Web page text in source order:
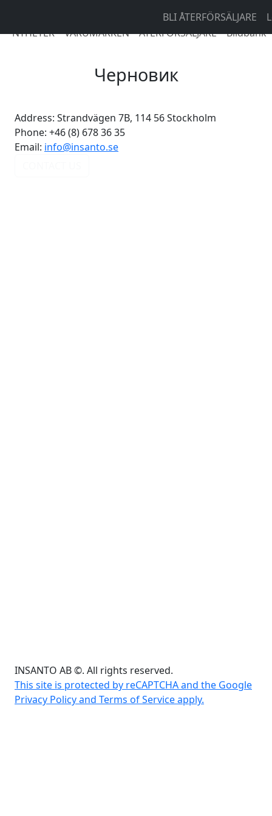
BLI ÅTERFÖRSÄLJARE
NYHETER
VARUMÄRKEN ÅTERFÖRSÄLJARE Bildbank
Черновик
Address: Strandvägen 7B, 114 56 Stockholm
Phone: +46 (8) 678 36 35
Email: info@insanto.se
INSANTO AB ©. All rights reserved.
This site is protected by reCAPTCHA and the Google
Privacy Policy and Terms of Service apply.